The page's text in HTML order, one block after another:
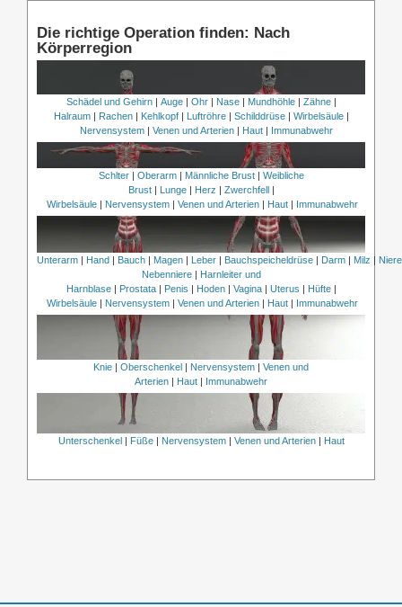
Die richtige Operation finden: Nach
Körperregion
Schädel und Gehirn| Auge| Ohr| Nase| Mundhöhle| Zähne|
Halraum| Rachen| Kehlkopf| Luftröhre| Schilddrüse| Wirbelsäule|
Nervensystem | Venen und Arterien | Haut | Immunabwehr
Schlter| Oberarm| Männliche Brust| Weibliche
Brust| Lunge| Herz | Zwerchfell|
Wirbelsäule | Nervensystem | Venen und Arterien | Haut | Immunabwehr
Unterarm| Hand| Bauch| Magen| Leber| Bauchspeicheldrüse| Darm| Milz |
Nebenniere| Harnleiter und
Harnblase| Prostata| Penis | Hoden| Vagina| Uterus | Hüfte|
Wirbelsäule | Nervensystem | Venen und Arterien | Haut | Immunabwehr
Knie Oberschenkel Nervensystem
Venen und
Arterien
Haut Immunabwehr
Unterschenkel Füße| Nervensystem| Venen und Arterien| Haut